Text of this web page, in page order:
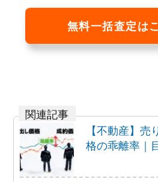
無料一括査定は
【不動産】
格の乖離率｜